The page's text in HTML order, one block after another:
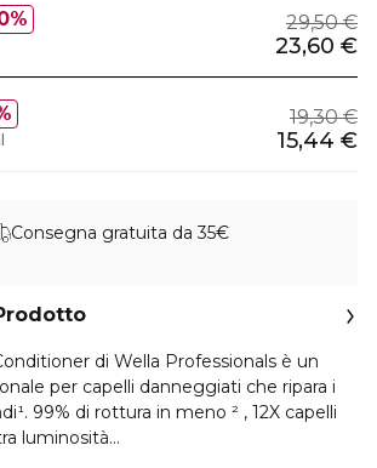
29,50 €
23,60 €
19,30 €
15,44 €
Consegna gratuita da 35€
di Wella Professionals è un
per capelli danneggiati che ripara i
99% di rottura in meno ² , 12X capelli
luminosità